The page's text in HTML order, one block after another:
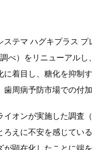
ステマ ハグキプラス
べ）をリニューアルし
に着目し、糖化を抑制
歯周病予防市場での付
イオンが実施した調査
ろえに不安を感じてい
が顕在化したことに端を